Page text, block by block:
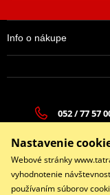
Info o nákupe
052 / 77 57
Po - Pia
Nastavenie
Webové stránky
vyhodnotenie
používaním súborov